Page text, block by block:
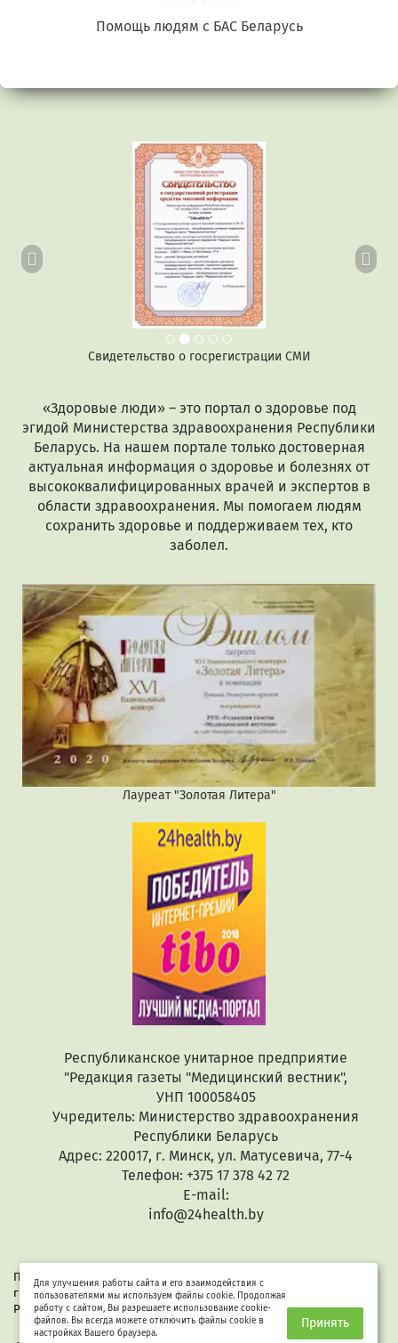
Помощь людям с БАС Беларусь
Свидетельство о госрегистрации СМИ
Предыдущий
«Здоровые люди» – это портал о здоровье под
эгидой Министерства здравоохранения Республики
Беларусь. На нашем портале только достоверная
актуальная информация о здоровье и болезнях от
высококвалифицированных врачей и экспертов в
области здравоохранения. Мы помогаем людям
сохранить здоровье и поддерживаем тех, кто
заболел.
Лауреат "Золотая Литера"
Республиканское унитарное предприятие
"Редакция газеты "Медицинский вестник",
УНП 100058405
Учредитель: Министерство здравоохранения
Республики Беларусь
Адрес: 220017, г. Минск, ул. Матусевича, 77-4
Телефон: +375 17 378 42 72
E-mail:
info@24health.by
При копировании или цитировании текстов активная
гиперссылка обязательна. Все материалы защищены законом
Республики Беларусь «Об авторском праве и смежных правах».
Для улучшения работы сайта и его взаимодействия с
пользователями мы используем файлы cookie. Продолжая
работу с сайтом, Вы разрешаете использование cookie-
файлов. Вы всегда можете отключить файлы cookie в
настройках Вашего браузера.
Принять